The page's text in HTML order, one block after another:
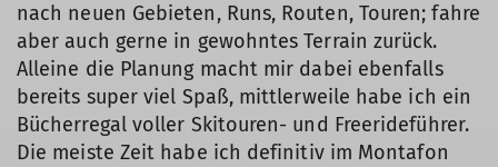
nach neuen Gebieten, Runs, Routen, Touren; fahre
aber auch gerne in gewohntes Terrain zurück.
Alleine die Planung macht mir dabei ebenfalls
bereits super viel Spaß, mittlerweile habe ich ein
Bücherregal voller Skitouren- und Freerideführer.
Die meiste Zeit habe ich definitiv im Montafon